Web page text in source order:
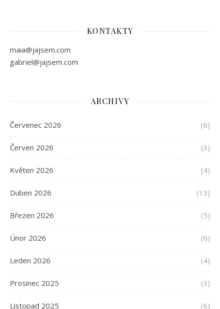
KONTAKTY
maia@jajsem.com
gabriel@jajsem.com
ARCHIVY
Červenec 2026 (6)
Červen 2026 (3)
Květen 2026 (4)
Duben 2026 (13)
Březen 2026 (5)
Únor 2026 (6)
Leden 2026 (4)
Prosinec 2025 (3)
Listopad 2025 (6)